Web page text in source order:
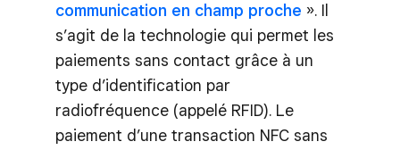
communication en champ proche ». Il
s’agit de la technologie qui permet les
paiements sans contact grâce à un
type d’identification par
radiofréquence (appelé RFID). Le
paiement d’une transaction NFC sans